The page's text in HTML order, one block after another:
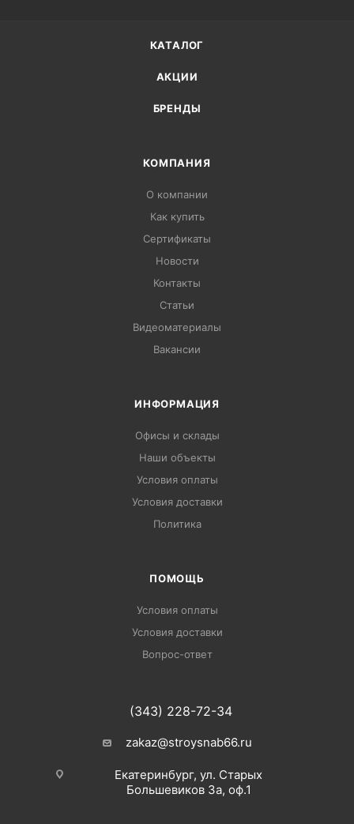
КАТАЛОГ
АКЦИИ
БРЕНДЫ
КОМПАНИЯ
О компании
Как купить
Сертификаты
Новости
Контакты
Статьи
Видеоматериалы
Вакансии
ИНФОРМАЦИЯ
Офисы и склады
Наши объекты
Условия оплаты
Условия доставки
Политика
ПОМОЩЬ
Условия оплаты
Условия доставки
Вопрос-ответ
(343) 228-72-34
zakaz@stroysnab66.ru
Екатеринбург, ул. Старых
Большевиков 3а, оф.1